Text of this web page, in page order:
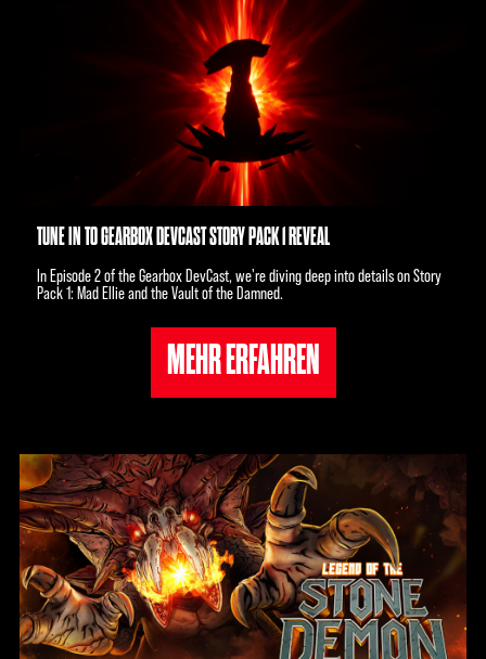
TUNE IN TO GEARBOX DEVCAST STORY PACK 1 REVEAL
In Episode 2 of the Gearbox DevCast, we're diving deep into details on Story
Pack 1: Mad Ellie and the Vault of the Damned.
MEHR ERFAHREN